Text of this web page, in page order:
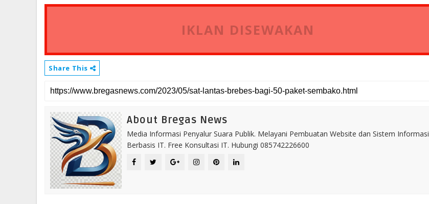
IKLAN DISEWAKAN
Share This
About Bregas News
Media Informasi Penyalur Suara Publik. Melayani Pembuatan Website dan Sistem Informasi
Berbasis IT. Free Konsultasi IT. Hubungi 085742226600